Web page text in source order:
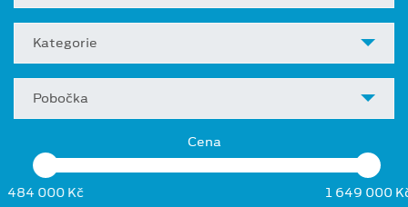
Kategorie
Pobočka
Cena
484 000 Kč 1 649 000